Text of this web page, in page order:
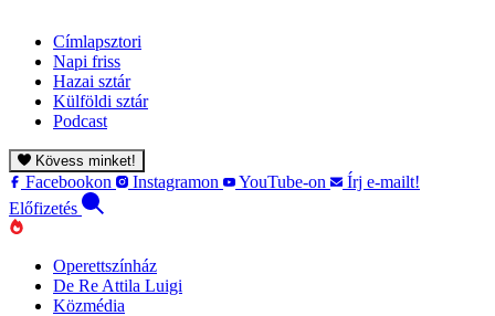
Címlapsztori
Napi friss
Hazai sztár
Külföldi sztár
Podcast
Kövess minket!
Facebookon Instagramon YouTube-on
Írj e-mailt!
Előfizetés
Operettszínház
De Re Attila Luigi
Közmédia